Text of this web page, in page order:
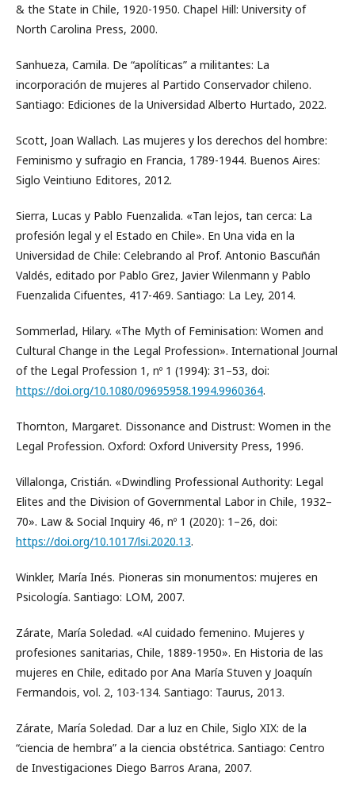
& the State in Chile, 1920-1950. Chapel Hill: University of
North Carolina Press, 2000.
Sanhueza, Camila. De “apolíticas” a militantes: La
incorporación de mujeres al Partido Conservador chileno.
Santiago: Ediciones de la Universidad Alberto Hurtado, 2022.
Scott, Joan Wallach. Las mujeres y los derechos del hombre:
Feminismo y sufragio en Francia, 1789-1944. Buenos Aires:
Siglo Veintiuno Editores, 2012.
Sierra, Lucas y Pablo Fuenzalida. «Tan lejos, tan cerca: La
profesión legal y el Estado en Chile». En Una vida en la
Universidad de Chile: Celebrando al Prof. Antonio Bascuñán
Valdés, editado por Pablo Grez, Javier Wilenmann y Pablo
Fuenzalida Cifuentes, 417-469. Santiago: La Ley, 2014.
Sommerlad, Hilary. «The Myth of Feminisation: Women and
Cultural Change in the Legal Profession». International Journal
of the Legal Profession 1, nº 1 (1994): 31–53, doi:
https://doi.org/10.1080/09695958.1994.9960364.
Thornton, Margaret. Dissonance and Distrust: Women in the
Legal Profession. Oxford: Oxford University Press, 1996.
Villalonga, Cristián. «Dwindling Professional Authority: Legal
Elites and the Division of Governmental Labor in Chile, 1932–
70». Law & Social Inquiry 46, nº 1 (2020): 1–26, doi:
https://doi.org/10.1017/lsi.2020.13.
Winkler, María Inés. Pioneras sin monumentos: mujeres en
Psicología. Santiago: LOM, 2007.
Zárate, María Soledad. «Al cuidado femenino. Mujeres y
profesiones sanitarias, Chile, 1889-1950». En Historia de las
mujeres en Chile, editado por Ana María Stuven y Joaquín
Fermandois, vol. 2, 103-134. Santiago: Taurus, 2013.
Zárate, María Soledad. Dar a luz en Chile, Siglo XIX: de la
“ciencia de hembra” a la ciencia obstétrica. Santiago: Centro
de Investigaciones Diego Barros Arana, 2007.